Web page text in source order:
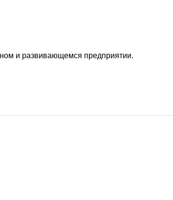
и развивающемся предприятии.